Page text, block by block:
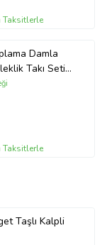
Taksitlerle
Damla
Takı Seti
Taksitlerle
Taşlı Kalpli